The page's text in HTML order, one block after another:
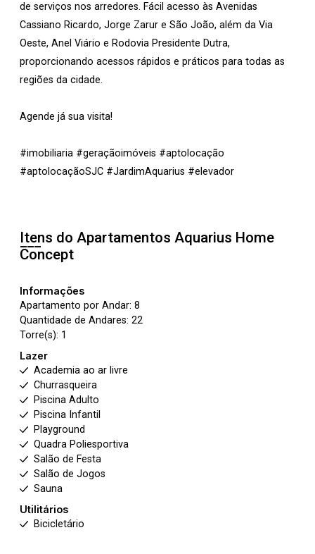
de serviços nos arredores. Fácil acesso às Avenidas
Cassiano Ricardo, Jorge Zarur e São João, além da Via
Oeste, Anel Viário e Rodovia Presidente Dutra,
proporcionando acessos rápidos e práticos para todas as
regiões da cidade.
Agende já sua visita!
#imobiliaria #geraçãoimóveis #aptolocação
#aptolocaçãoSJC #JardimAquarius #elevador
Itens do Apartamentos Aquarius Home
Concept
Informações
Apartamento por Andar: 8
Quantidade de Andares: 22
Torre(s): 1
Lazer
Academia ao ar livre
Churrasqueira
Piscina Adulto
Piscina Infantil
Playground
Quadra Poliesportiva
Salão de Festa
Salão de Jogos
Sauna
Utilitários
Bicicletário